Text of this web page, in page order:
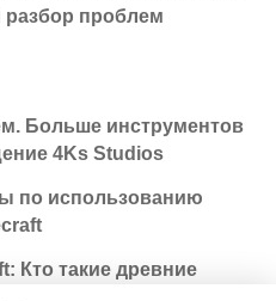
проблем
Больше инструментов
4Ks Studios
по использованию
Кто такие древние